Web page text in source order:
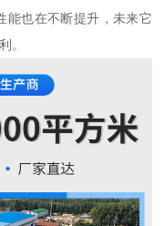
能也在不断提升，未来它
。